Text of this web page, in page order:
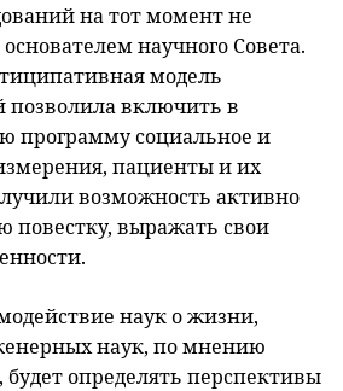
на тот момент не
научного Совета.
модель
позволила включить в
программу социальное и
пациенты и их
возможность активно
повестку, выражать свои
наук о жизни,
наук, по мнению
будет определять перспективы